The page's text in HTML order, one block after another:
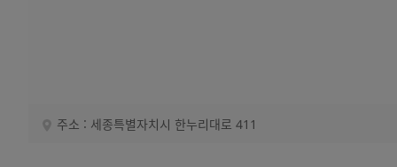
주소 : 세종특별자치시 한누리대로 411